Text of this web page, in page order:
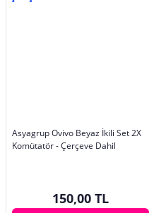
Asyagrup Ovivo Beyaz İkili Set 2X
Komütatör - Çerçeve Dahil
150,00 TL